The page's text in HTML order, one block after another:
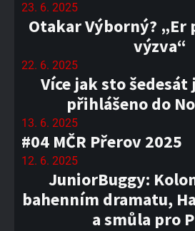
23. 6. 2025
Otakar Výborný? „Er
výzva“
22. 6. 2025
Více jak sto šedesát
přihlášeno do
13. 6. 2025
#04 MČR Přerov 2025
12. 6. 2025
JuniorBuggy:
bahenním dramatu,
a smůla pro